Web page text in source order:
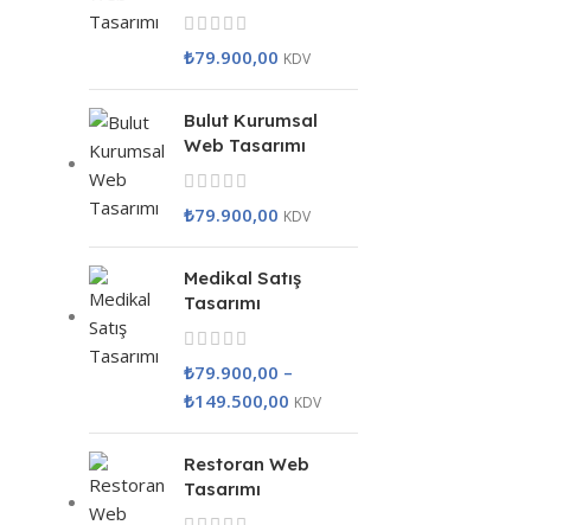
₺79.900,00 KDV
Bulut Kurumsal
Web Tasarımı
₺79.900,00 KDV
Medikal Satış
Tasarımı
₺79.900,00 –
₺149.500,00 KDV
Restoran Web
Tasarımı